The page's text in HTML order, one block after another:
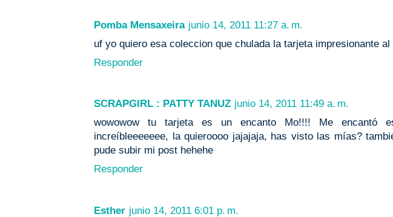
Pomba Mensaxeira junio 14, 2011 11:27 a. m.
uf yo quiero esa coleccion que chulada la tarjeta impresionante
Responder
SCRAPGIRL : PATTY TANUZ junio 14, 2011 11:49 a. m.
wowowow tu tarjeta es un encanto Mo!!!! Me encantó
increíbleeeeeee, la quieroooo jajajaja, has visto las mías?
pude subir mi post hehehe
Responder
Esther junio 14, 2011 6:01 p. m.